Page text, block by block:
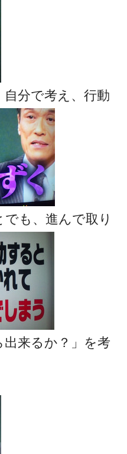
分で考え、行動
も、進んで取り
出来るか？」を考